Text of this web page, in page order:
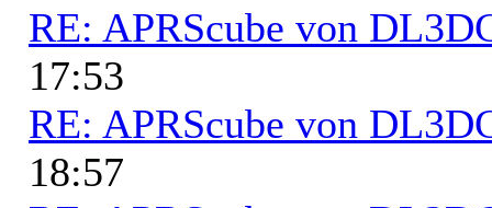
RE: APRScube von
17:53
RE: APRScube von
18:57